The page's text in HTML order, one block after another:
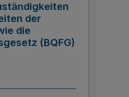
der
die
(BQFG)